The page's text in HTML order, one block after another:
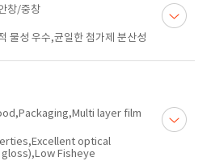
창/중창
물성 우수,균일한 첨가제 분산성
layer film
optical
Fisheye